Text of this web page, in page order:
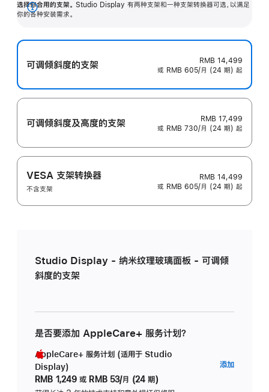
选择你合用的支架。 Studio Display 有两种支架和一种支架转换器可选，以满足
你的各种安装需求。
展
可调倾斜度的支架
RMB 14,499
或 RMB 605/月 (24 期) 起
可调倾斜度及高‍度的支‍架
RMB 17,499
或 RMB 730/月 (24 期) 起
VESA 支架转换器
不含支架
RMB 14,499
或 RMB 605/月 (24 期) 起
Studio Display - 纳米纹理玻璃面板 - 可调倾
斜度的支架
是否要添加 AppleCare+ 服务计划？
AppleCare+ 服务计划 (适用于 Studio
Display)
RMB 1,249 或 RMB 53/月 (24 期)
添加